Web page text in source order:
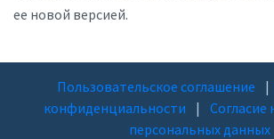
ее новой версией.
Пользовательское соглашение |
конфиденциальности
|
Согласие
персональных данных